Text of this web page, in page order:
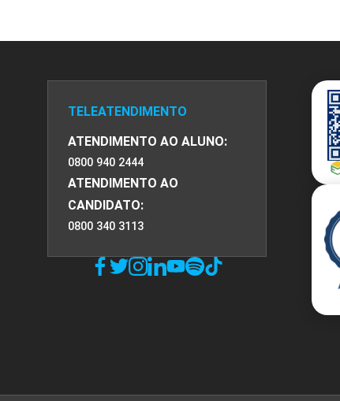
TELEATENDIMENTO
ATENDIMENTO AO ALUNO:
0800 940 2444
ATENDIMENTO AO
CANDIDATO:
0800 340 3113